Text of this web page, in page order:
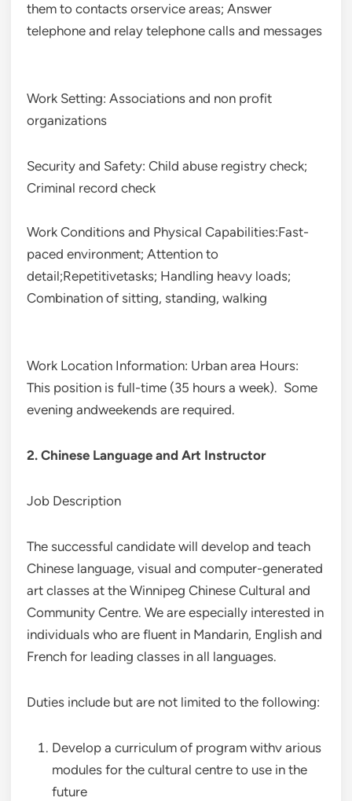
them to contacts orservice areas; Answer
telephone and relay telephone calls and messages
Work Setting: Associations and non profit
organizations
Security and Safety: Child abuse registry check;
Criminal record check
Work Conditions and Physical Capabilities:Fast-
paced environment; Attention to
detail;Repetitivetasks; Handling heavy loads;
Combination of sitting, standing, walking
Work Location Information: Urban area Hours:
This position is full-time (35 hours a week). Some
evening andweekends are required.
2. Chinese Language and Art Instructor
Job Description
The successful candidate will develop and teach
Chinese language, visual and computer-generated
art classes at the Winnipeg Chinese Cultural and
Community Centre. We are especially interested in
individuals who are fluent in Mandarin, English and
French for leading classes in all languages.
Duties include but are not limited to the following:
Develop a curriculum of program withv arious
modules for the cultural centre to use in the
future